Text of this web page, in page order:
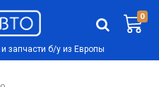
0
запчасти б/у из Европы